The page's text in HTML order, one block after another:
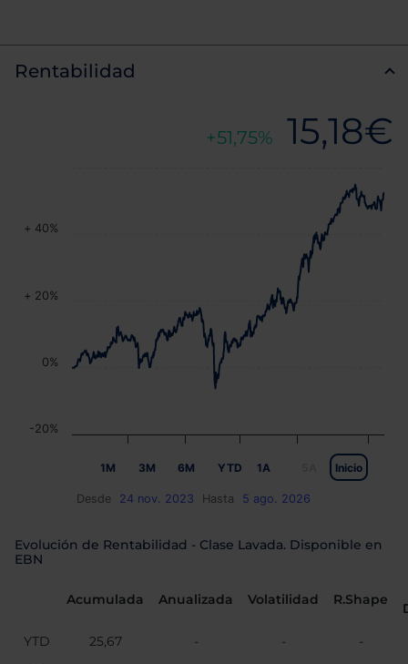
Rentabilidad
15,18€
51,75%
1M 3M 6M YTD 1A Inicio
Desde 24 nov. 2023 Hasta 5 ago. 2026
-20%
0%
+ 20%
+ 40%
Evolución de Rentabilidad - Clase Lavada. Disponible en
EBN
Acumulada Anualizada Volatilidad R.Shape
YTD 25,67 - - -